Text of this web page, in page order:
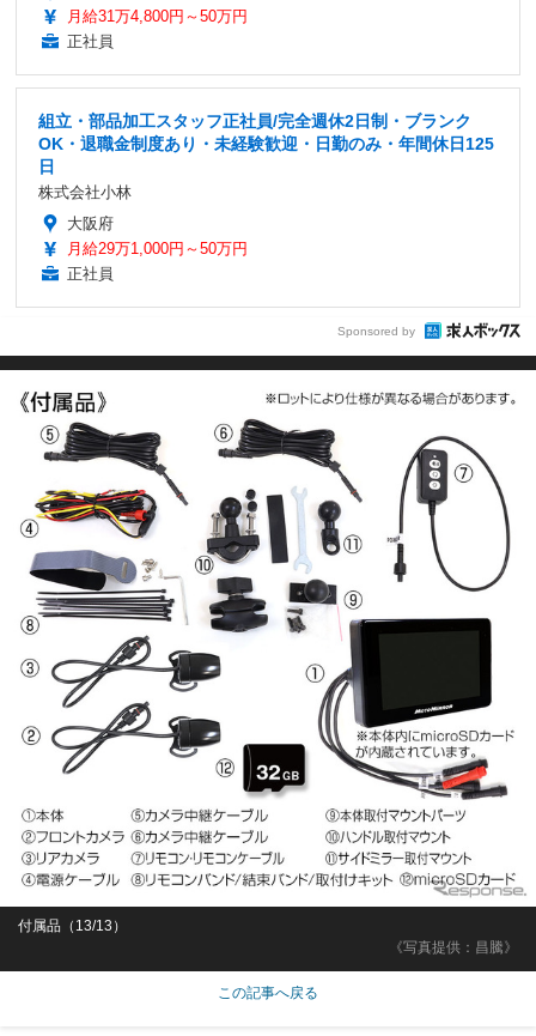
月給31万4,800円～50万円
正社員
組立・部品加工スタッフ正社員/完全週休2日制・ブランク
OK・退職金制度あり・未経験歓迎・日勤のみ・年間休日125
日
株式会社小林
大阪府
月給29万1,000円～50万円
正社員
Sponsored by
《写真提供：昌騰》
付属品（13/13）
この記事へ戻る